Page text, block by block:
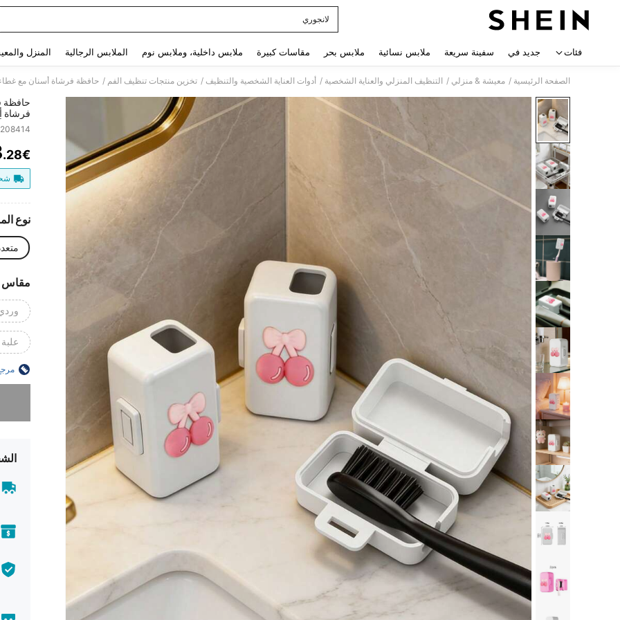
لانجوري
فئات جديد في سفينة سريعة ملابس نسائية ملابس بحر مقاسات كبيرة ملابس داخلية، وملابس نوم الملابس الرجالية المنزل
الصفحة الرئيسية / معيشة & منزلي / التنظيف المنزلي والعناية الشخصية / أدوات العناية الشخصية والتنظيف / تخزين منتجات تنظيف الفم /
حافظة
فرشاة
فرشاة
حمام
.28€
نوع
مقاس